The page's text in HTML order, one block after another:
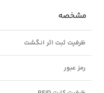
مشخصه
ظرفیت ثبت اثر انگشت
رمز عبور